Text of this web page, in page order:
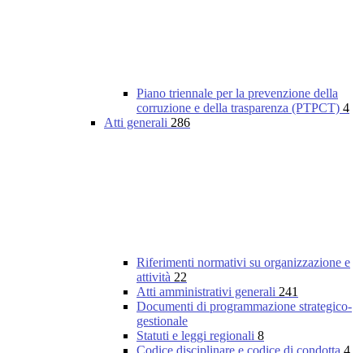
Piano triennale per la prevenzione della
corruzione e della trasparenza (PTPCT) 4
Atti generali 286
Riferimenti normativi su organizzazione e
attività 22
Atti amministrativi generali 241
Documenti di programmazione strategico-
gestionale
Statuti e leggi regionali 8